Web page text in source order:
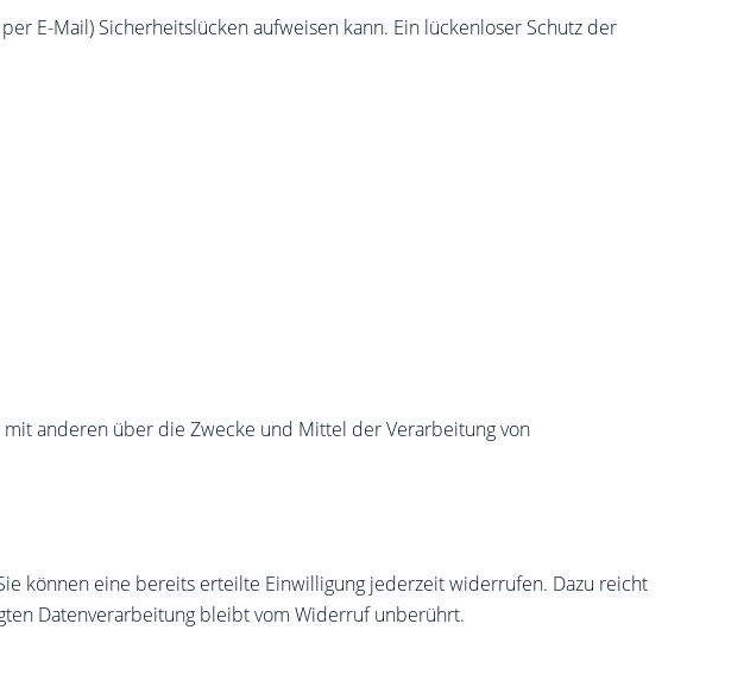
E-Mail) Sicherheitslücken aufweisen kann. Ein lückenloser Schutz der
anderen über die Zwecke und Mittel der Verarbeitung von
können eine bereits erteilte Einwilligung jederzeit widerrufen. Dazu reicht
Datenverarbeitung bleibt vom Widerruf unberührt.